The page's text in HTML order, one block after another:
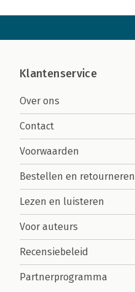
Klantenservice
Over ons
Contact
Voorwaarden
Bestellen en retourneren
Lezen en luisteren
Voor auteurs
Recensiebeleid
Partnerprogramma